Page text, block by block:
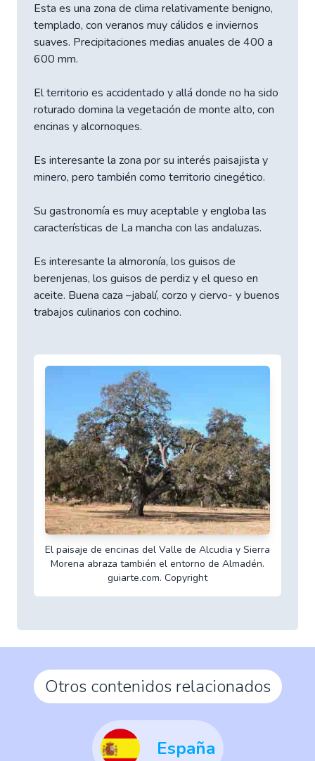
Esta es una zona de clima relativamente benigno,
templado, con veranos muy cálidos e inviernos
suaves. Precipitaciones medias anuales de 400 a
600 mm.
El territorio es accidentado y allá donde no ha sido
roturado domina la vegetación de monte alto, con
encinas y alcornoques.
Es interesante la zona por su interés paisajista y
minero, pero también como territorio cinegético.
Su gastronomía es muy aceptable y engloba las
características de La mancha con las andaluzas.
Es interesante la almoronía, los guisos de
berenjenas, los guisos de perdiz y el queso en
aceite. Buena caza –jabalí, corzo y ciervo- y buenos
trabajos culinarios con cochino.
El paisaje de encinas del Valle de Alcudia y Sierra
Morena abraza también el entorno de Almadén.
guiarte.com. Copyright
Otros contenidos relacionados
España